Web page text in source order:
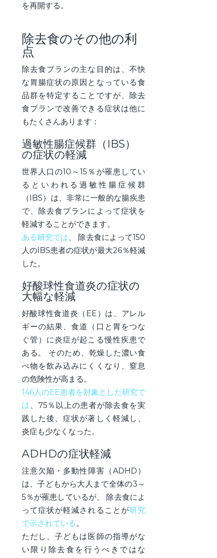
を再開する。
除去食のその他の利
点
除去食プランの主な目的は、不快
な胃腸症状の原因となっている食
品群を特定することですが、除去
食プランで改善できる症状は他に
もたくさんあります：
過敏性腸症候群（IBS）
の症状の軽減
世界人口の10～15％が罹患してい
るといわれる過敏性腸症候群
（IBS）は、非常に一般的な腸疾患
で、除去食プランによって症状を
軽減することができます。
ある研究では
除去食によって150
人のIBS患者の症状が最大26％軽減
した。
好酸球性食道炎の症状の
大幅な軽減
好酸球性食道炎（EE）は、アレル
ギーの結果、食道（口と胃をつな
ぐ管）に炎症が起こる慢性疾患で
ある。 そのため、乾燥した濃い食
べ物を飲み込みにくくなり、窒息
の危険性が高まる。
146人のEE患者を対象とした研究で
は
75％以上の患者が除去食を実
践した後、症状が著しく軽減し、
炎症も少なく なった。
ADHDの症状軽減
注意欠陥・多動性障害（ADHD）
は、子どもから大人まで全体の3～
5％が罹患しているが、 除去食によ
って症状が軽減されることが研究
で示されている 。
ただし、子どもは医師の指導がな
い限り除去食を行うべきではな